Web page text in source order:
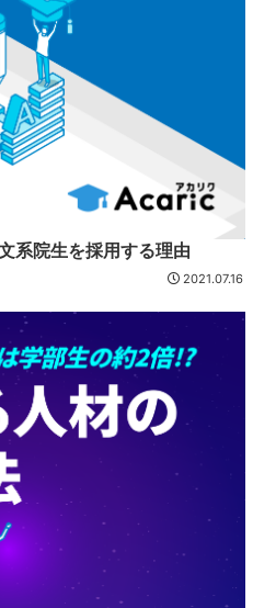
系院生を採用する理由
2021.07.16